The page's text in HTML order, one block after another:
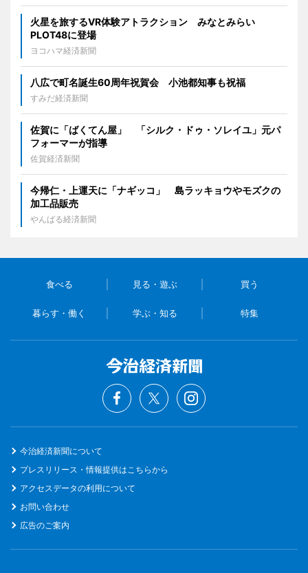
火星を旅するVR体験アトラクション みなとみらい
PLOT48に登場
ヨコハマ経済新聞
八広で町名誕生60周年祝賀会 小池都知事も祝福
すみだ経済新聞
佐賀に「ばくてん屋」 「シルク・ドゥ・ソレイユ」元パ
フォーマーが指導
佐賀経済新聞
今帰仁・上運天に「ナギッコ」 島ラッキョウやモズクの
加工品販売
やんばる経済新聞
食べる 見る・遊ぶ 買う
暮らす・働く 学ぶ・知る 特集
今治経済新聞について
プレスリリース・情報提供はこちらから
アクセスデータの利用について
お問い合わせ
広告のご案内